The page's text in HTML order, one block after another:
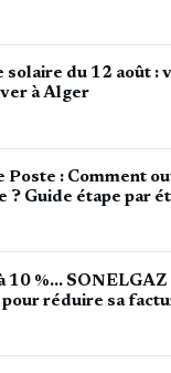
solaire du 12 août :
à Alger
Poste : Comment
? Guide étape par
10 %…
réduire sa